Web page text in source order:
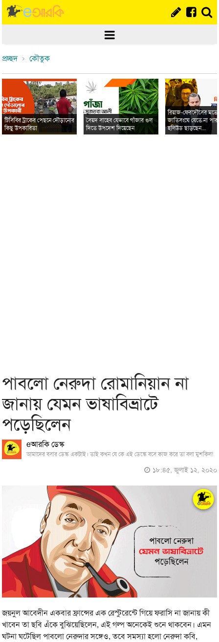
প্রচ্ছদ কৌতুক
টিসিবির ট্রাকের পেছনে দৌড়ানোর
কিছু উপকারিতা
সৈয়দ সাহেব যেভাবে গাঁজার গুল
দিতে উপদেশ দিয়েছেন
রিয়াজ-ফেরদৌসের মতো
জাতিসংঘে যেতে না
হলিউড ছাড়ছেন...
পাবলো নেরুদা রোমানিয়ান না
জানায় যেমন ভাষাবিভ্রাটে
পড়েছিলেন
eআরকি ডেস্ক
আমাদের বসার ডেস্ক একটাই। তাই কখন যে কে এই ডেস্কে বসে কাজ করে তা বলা মুশকিল!
১৮:৪৫, জুলাই ১২, ২০২০
জয়নুল আবেদীন একবার ফ্রান্সের এক রেস্টুরেন্টে গিয়ে ফরাসি না জানায় কী
খাবেন তা ছবি এঁকে বুঝিয়েছিলেন, এই গল্প অনেকেই শুনে থাকবেন। এমন
ঘটনা ঘটেছিল পাবলো নেরুদার সঙ্গেও, তবে সমস্যা হলো নেরুদা কবি,